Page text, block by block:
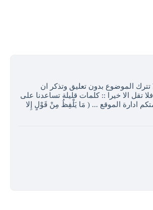
تترك الموضوع بدون تعليق وتذكر ان
تقل الا خيرا :: كلمات قليلة تساعدنا على
ادارة الموقع ... ( مَا يَلْفِظُ مِنْ قَوْلٍ إِلا